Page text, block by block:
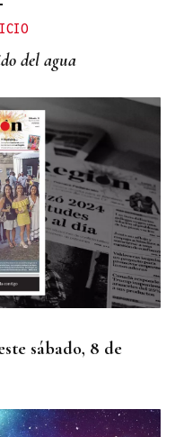
pasar dos días
del agua
sábado, 8 de